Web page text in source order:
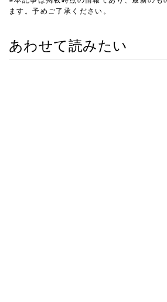
ます。予めご了承ください。
あわせて読みたい